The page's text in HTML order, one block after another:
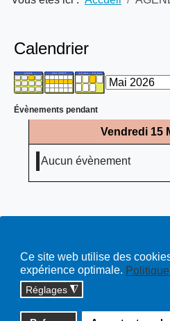
Ce site web utilise des
expérience optimale.
Réglages ◮
Calendrier
Évènements pendant
Vendredi 15
Aucun évènement
Copyright © 2026 cossonay.ch -